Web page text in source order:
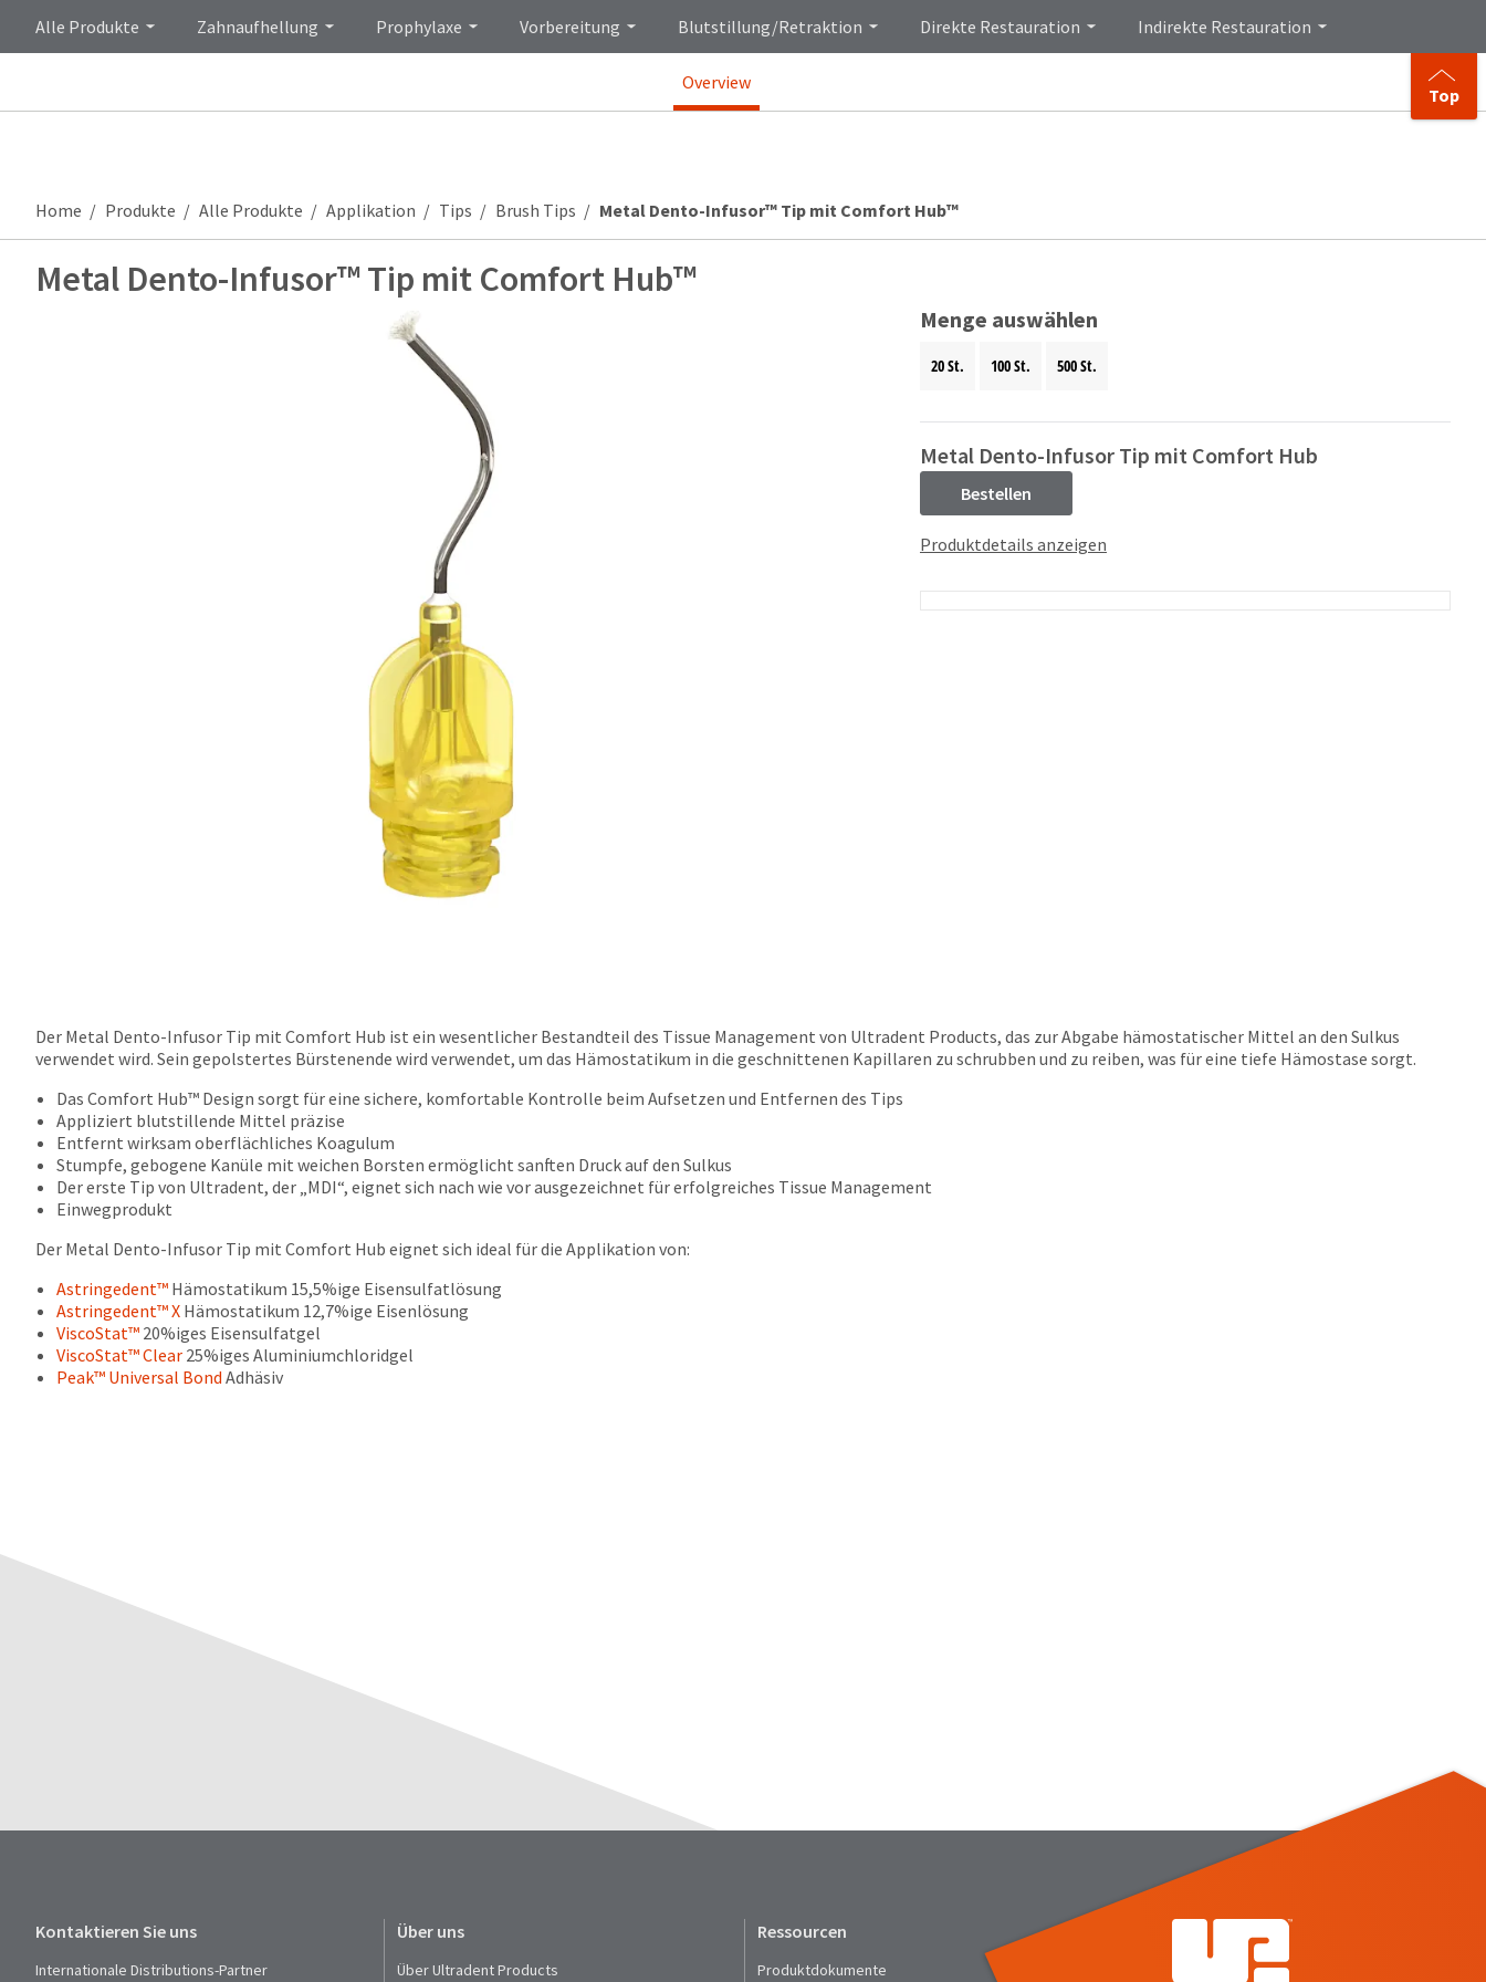
Alle Produkte Zahnaufhellung Prophylaxe Vorbereitung Blutstillung/Retraktion Direkte Restauration Indirekte Restauration
Overview
Top
Home Produkte Alle Produkte Applikation Tips Brush Tips Metal Dento-Infusor™ Tip mit Comfort Hub™
Metal Dento-Infusor™ Tip mit Comfort Hub™
Menge auswählen
20 St. 100 St. 500 St.
Metal Dento-Infusor Tip mit Comfort Hub
Bestellen
Produktdetails anzeigen
Der Metal Dento-Infusor Tip mit Comfort Hub ist ein wesentlicher Bestandteil des Tissue Management von Ultradent Products, das zur Abgabe hämostatischer Mittel an den Sulkus
verwendet wird. Sein gepolstertes Bürstenende wird verwendet, um das Hämostatikum in die geschnittenen Kapillaren zu schrubben und zu reiben, was für eine tiefe Hämostase sorgt.
Das Comfort Hub™ Design sorgt für eine sichere, komfortable Kontrolle beim Aufsetzen und Entfernen des Tips
Appliziert blutstillende Mittel präzise
Entfernt wirksam oberflächliches Koagulum
Stumpfe, gebogene Kanüle mit weichen Borsten ermöglicht sanften Druck auf den Sulkus
Der erste Tip von Ultradent, der „MDI“, eignet sich nach wie vor ausgezeichnet für erfolgreiches Tissue Management
Einwegprodukt
Der Metal Dento-Infusor Tip mit Comfort Hub eignet sich ideal für die Applikation von:
Astringedent™ Hämostatikum 15,5%ige Eisensulfatlösung
Astringedent™ X Hämostatikum 12,7%ige Eisenlösung
ViscoStat™ 20%iges Eisensulfatgel
ViscoStat™ Clear 25%iges Aluminiumchloridgel
Peak™ Universal Bond Adhäsiv
Kontaktieren Sie uns
Internationale Distributions-Partner
Über uns
Über Ultradent Products
Ressourcen
Produktdokumente